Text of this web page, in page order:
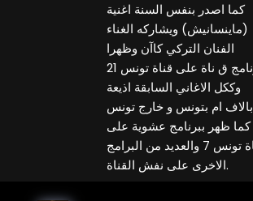
كما اصدر بنفس السنة اغنية
(ماينسانيش) ويشاركه الغناء
الفنان التركي كاآن وظهرا
ببرنامج ق ناة على قناة تونس 21
وككل الاغاني السابقة اذيعة
بالاف ام بتونس و خارج تونس
كما ظهر ببرنامج عشوية على
قناة تونس 7 والعديد من البرامج
الاخرى على نفش القناة.